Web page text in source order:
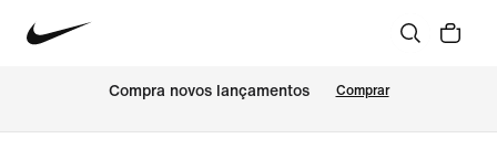
Compra novos lançamentos Comprar